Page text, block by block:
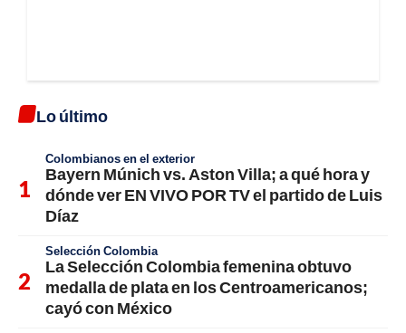
Lo último
Colombianos en el exterior
Bayern Múnich vs. Aston Villa; a qué hora y
dónde ver EN VIVO POR TV el partido de Luis
Díaz
Selección Colombia
La Selección Colombia femenina obtuvo
medalla de plata en los Centroamericanos;
cayó con México